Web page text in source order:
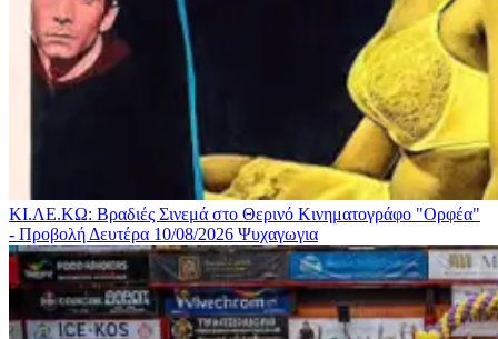
ΚΙ.ΛΕ.ΚΩ: Βραδιές Σινεμά στο Θερινό Κινηματογράφο "Ορφέα"
- Προβολή Δευτέρα 10/08/2026 Ψυχαγωγια